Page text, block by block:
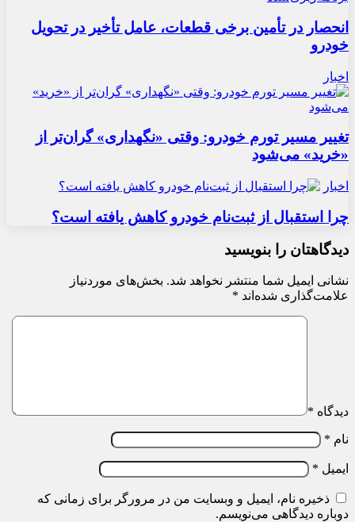
انحصار در تأمین برخی قطعات، عامل تأخیر در تحویل
خودرو
اخبار
تغییر مسیر تورم خودرو: وقتی «نگهداری» گران‌تر از
«خرید» می‌شود
اخبار
چرا استقبال از ثبت‌نام خودرو کاهش یافته است؟
دیدگاهتان را بنویسید
نشانی ایمیل شما منتشر نخواهد شد. بخش‌های موردنیاز
علامت‌گذاری شده‌اند *
دیدگاه *
نام *
ایمیل *
ذخیره نام، ایمیل و وبسایت من در مرورگر برای زمانی که
دوباره دیدگاهی می‌نویسم.